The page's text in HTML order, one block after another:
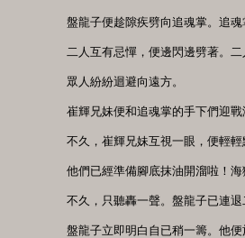
盤龍子便趁隙疾劈向追魂掌。追魂
二人互有忌憚，便邊閃邊劈著。二
眾人紛紛迴避向遠方。
崔輝兄妹便和追魂掌的手下們迎戰
不久，崔輝兄妹互視一眼，便輕輕
他們已經準備腳底抹油開溜啦！海
不久，只聽轟一聲。盤龍子已連退
盤龍子立即明白自已稍一籌。他便